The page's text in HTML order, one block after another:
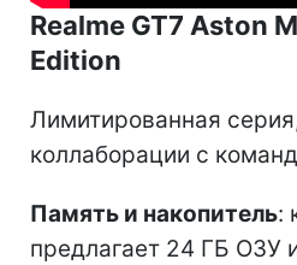
Realme GT7 Aston
Edition
Лимитированная
коллаборации с
Память и накопитель:
предлагает 24 ГБ ОЗУ